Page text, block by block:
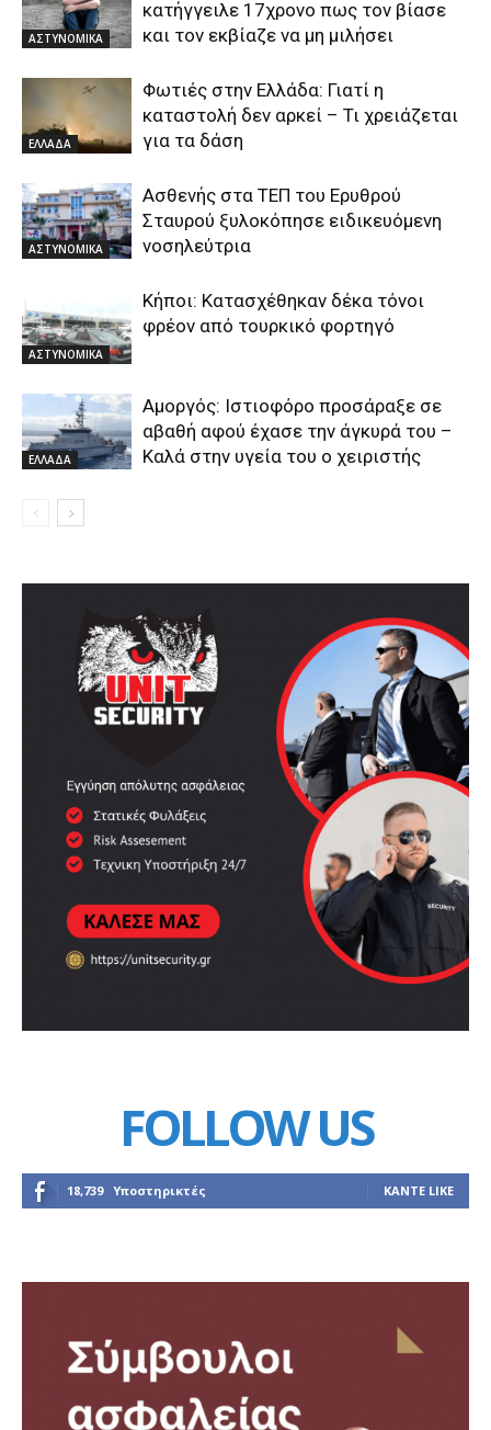
ΑΣΤΥΝΟΜΙΚΑ
κατήγγειλε 17χρονο πως τον βίασε
και τον εκβίαζε να μη μιλήσει
ΕΛΛΑΔΑ
Φωτιές στην Ελλάδα: Γιατί η
καταστολή δεν αρκεί – Τι χρειάζεται
για τα δάση
ΑΣΤΥΝΟΜΙΚΑ
Ασθενής στα ΤΕΠ του Ερυθρού
Σταυρού ξυλοκόπησε ειδικευόμενη
νοσηλεύτρια
ΑΣΤΥΝΟΜΙΚΑ
Κήποι: Κατασχέθηκαν δέκα τόνοι
φρέον από τουρκικό φορτηγό
ΕΛΛΑΔΑ
Αμοργός: Ιστιοφόρο προσάραξε σε
αβαθή αφού έχασε την άγκυρά του –
Καλά στην υγεία του ο χειριστής
FOLLOW US
18,739 Υποστηρικτές ΚΆΝΤΕ LIKE